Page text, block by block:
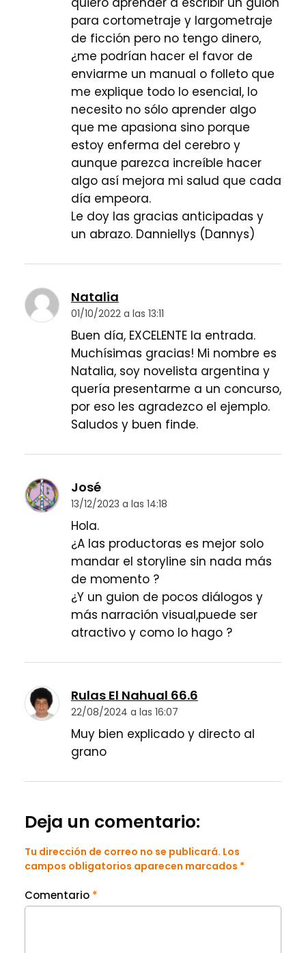
para cortometraje y largometraje
de ficción pero no tengo dinero,
¿me podrían hacer el favor de
enviarme un manual o folleto que
me explique todo lo esencial, lo
necesito no sólo aprender algo
que me apasiona sino porque
estoy enferma del cerebro y
aunque parezca increíble hacer
algo así mejora mi salud que cada
día empeora.
Le doy las gracias anticipadas y
un abrazo. Danniellys (Dannys)
Natalia
01/10/2022 a las 13:11
Buen día, EXCELENTE la entrada.
Muchísimas gracias! Mi nombre es
Natalia, soy novelista argentina y
quería presentarme a un concurso,
por eso les agradezco el ejemplo.
Saludos y buen finde.
José
13/12/2023 a las 14:18
Hola.
¿A las productoras es mejor solo
mandar el storyline sin nada más
de momento ?
¿Y un guion de pocos diálogos y
más narración visual,puede ser
atractivo y como lo hago ?
Rulas El Nahual 66.6
22/08/2024 a las 16:07
Muy bien explicado y directo al
grano
Deja un comentario:
Tu dirección de correo no se publicará. Los
campos obligatorios aparecen marcados *
Comentario *